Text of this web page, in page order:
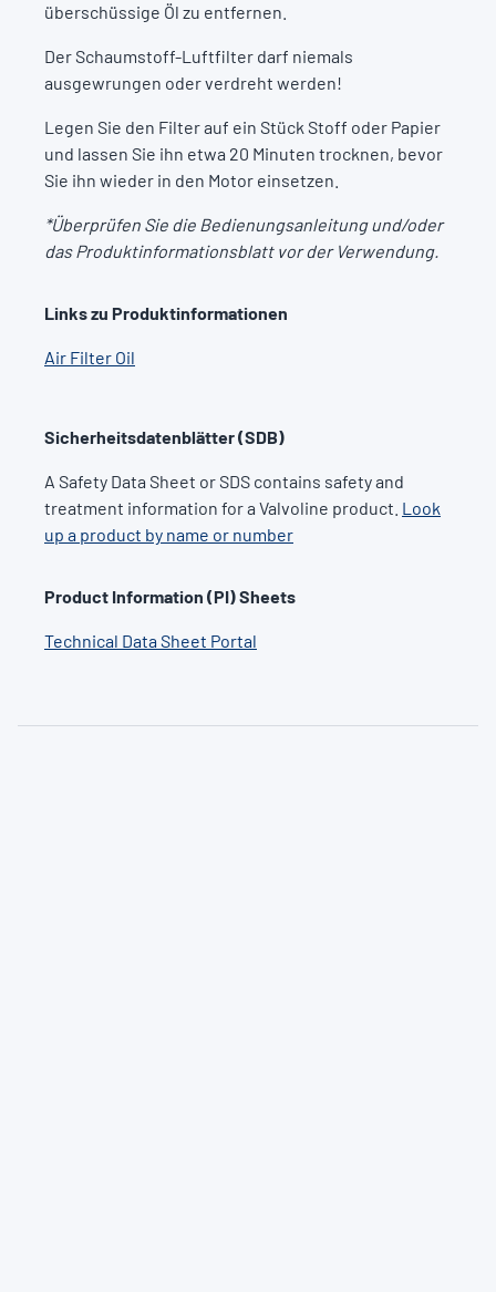
überschüssige Öl zu entfernen.
Der Schaumstoff-Luftfilter darf niemals
ausgewrungen oder verdreht werden!
Legen Sie den Filter auf ein Stück Stoff oder Papier
und lassen Sie ihn etwa 20 Minuten trocknen, bevor
Sie ihn wieder in den Motor einsetzen.
*Überprüfen Sie die Bedienungsanleitung und/oder
das Produktinformationsblatt vor der Verwendung.
Links zu Produktinformationen
Air Filter Oil
Sicherheitsdatenblätter (SDB)
A Safety Data Sheet or SDS contains safety and
treatment information for a Valvoline product. Look
up a product by name or number
Product Information (PI) Sheets
Technical Data Sheet Portal